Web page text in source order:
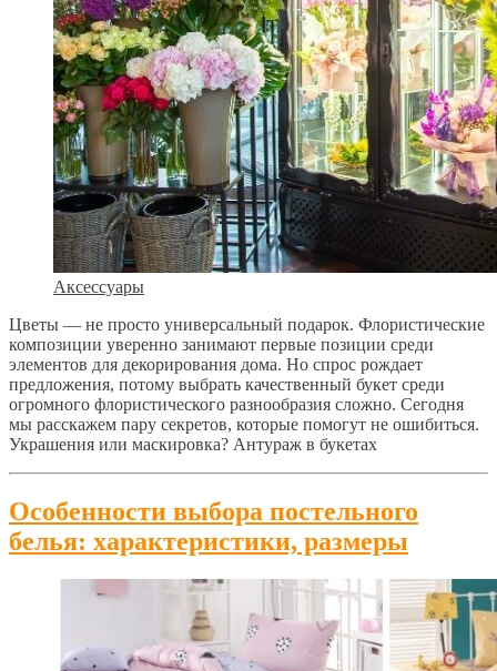
Аксессуары
Цветы — не просто универсальный подарок. Флористические
композиции уверенно занимают первые позиции среди
элементов для декорирования дома. Но спрос рождает
предложения, потому выбрать качественный букет среди
огромного флористического разнообразия сложно. Сегодня
мы расскажем пару секретов, которые помогут не ошибиться.
Украшения или маскировка? Антураж в букетах
Особенности выбора постельного
белья: характеристики, размеры